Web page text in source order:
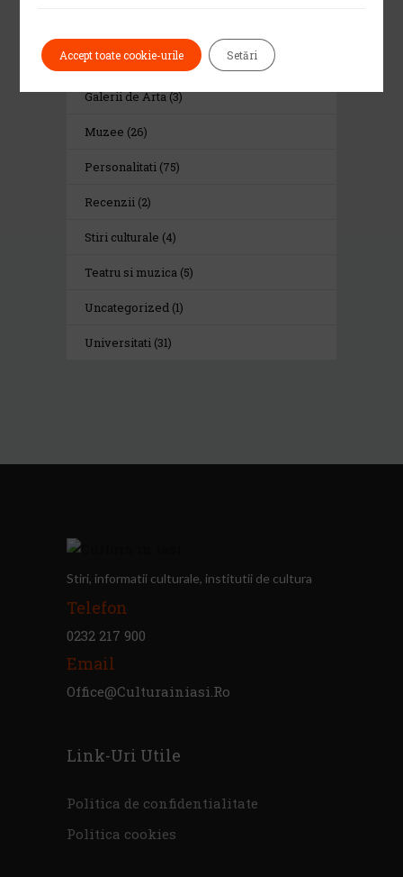
Centre culturale(4)
Galerii de Arta(3)
Muzee (26)
Personalitati (75)
Recenzii (2)
Stiri culturale (4)
Teatru si muzica (5)
Uncategorized (1)
Universitati (31)
Stiri, informatii culturale, institutii de cultura
Telefon
0232 217 900
Email
Office@culturainiasi.ro
Link-Uri Utile
Politica de confidentialitate
Politica cookies
Accept toate cookie-urile Setări